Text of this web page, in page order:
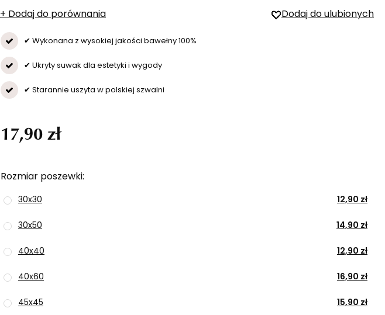
+ Dodaj do porównania Dodaj do ulubionych
✔ Wykonana z wysokiej jakości bawełny 100%
✔ Ukryty suwak dla estetyki i wygody
✔ Starannie uszyta w polskiej szwalni
Rozmiar poszewki
30x30 12,90 zł
30x50 14,90 zł
40x40 12,90 zł
40x60 16,90 zł
45x45 15,90 zł
17,90 zł